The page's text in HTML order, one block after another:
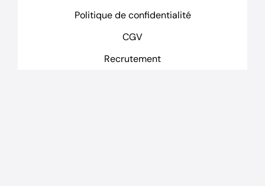
Politique de confidentialité
CGV
Recrutement